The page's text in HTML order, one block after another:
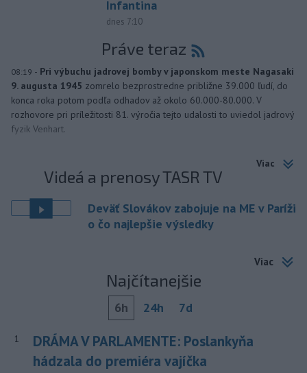
Infantina
dnes 7:10
Práve teraz
08:19 - Pri výbuchu jadrovej bomby v japonskom meste Nagasaki
9. augusta 1945 zomrelo bezprostredne približne 39.000 ľudí, do
konca roka potom podľa odhadov až okolo 60.000-80.000. V
rozhovore pri príležitosti 81. výročia tejto udalosti to uviedol jadrový
fyzik Venhart.
Viac
Videá a prenosy TASR TV
Deväť Slovákov zabojuje na ME v Paríži
o čo najlepšie výsledky
Viac
Najčítanejšie
6h 24h 7d
1
DRÁMA V PARLAMENTE: Poslankyňa
hádzala do premiéra vajíčka